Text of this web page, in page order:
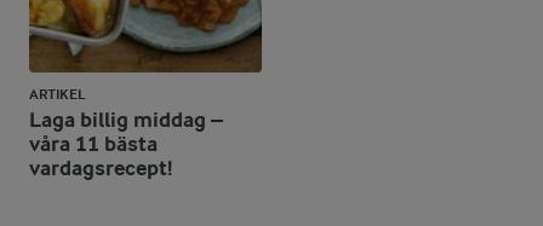
ARTIKEL
Laga billig middag –
våra 11 bästa
vardagsrecept!